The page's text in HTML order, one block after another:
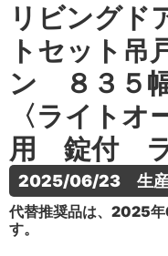
リビング
トセット
ン ８３５
〈ライト
用 錠付 ラ
2025/06/23　生
代替推奨品は、2025年
す。